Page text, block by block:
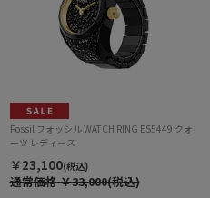
Fossil フォッシル WATCH RING ES5449 クォ
ーツ レディース
￥23,100(税込)
通常価格￥33,000(税込)